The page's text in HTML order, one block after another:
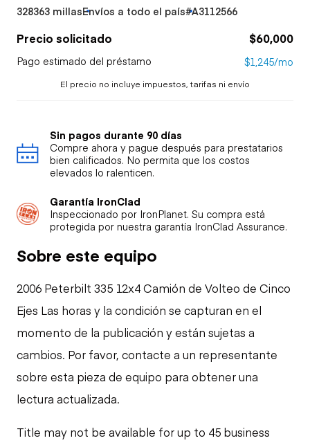
328363 millasEnvíos a todo el país#A3112566
Precio solicitado $60,000
Pago estimado del préstamo $1,245/mo
El precio no incluye impuestos, tarifas ni envío
Sin pagos durante 90 días
Compre ahora y pague después para prestatarios
bien calificados. No permita que los costos
elevados lo ralenticen.
Garantía IronClad
Inspeccionado por IronPlanet. Su compra está
protegida por nuestra garantía IronClad Assurance.
Sobre este equipo
2006 Peterbilt 335 12x4 Camión de Volteo de Cinco
Ejes Las horas y la condición se capturan en el
momento de la publicación y están sujetas a
cambios. Por favor, contacte a un representante
sobre esta pieza de equipo para obtener una
lectura actualizada.
Title may not be available for up to 45 business